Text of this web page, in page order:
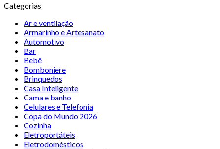
Categorias
Ar e ventilação
Armarinho e Artesanato
Automotivo
Bar
Bebê
Bomboniere
Brinquedos
Casa Inteligente
Cama e banho
Celulares e Telefonia
Copa do Mundo 2026
Cozinha
Eletroportáteis
Eletrodomésticos